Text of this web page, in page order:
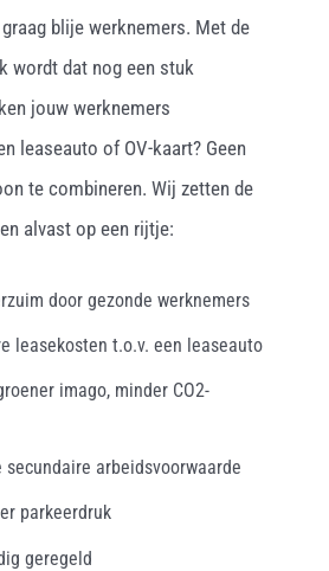
blije werknemers. Met de
wordt dat nog een stuk
jouw werknemers
leaseauto of OV-kaart? Geen
te combineren. Wij zetten de
alvast op een rijtje:
door gezonde werknemers
leasekosten t.o.v. een leaseauto
imago, minder CO2-
secundaire arbeidsvoorwaarde
parkeerdruk
geregeld